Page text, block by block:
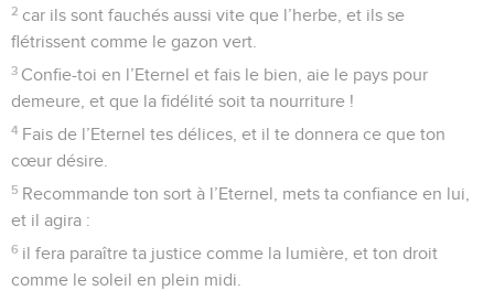
2 car ils sont fauchés aussi vite que l’herbe, et ils se
flétrissent comme le gazon vert.
3 Confie-toi en l’Eternel et fais le bien, aie le pays pour
demeure, et que la fidélité soit ta nourriture !
4 Fais de l’Eternel tes délices, et il te donnera ce que ton
cœur désire.
5 Recommande ton sort à l’Eternel, mets ta confiance en lui,
et il agira :
6 il fera paraître ta justice comme la lumière, et ton droit
comme le soleil en plein midi.